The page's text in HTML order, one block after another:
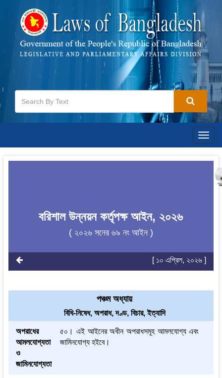
বরিশাল উন্নয়ন কর্তৃপক্ষ আইন, ২০২৬
( ২০২৬ সনের ৬৯ নং আইন )
[ ১০ এপ্রিল, ২০২৬ ]
পঞ্চম অধ্যায়
বিধি-নিষেধ, অপরাধ, দণ্ড, বিচার, ইত্যাদি
অপরাধের
আমলযোগ্যতা
ও
জামিনযোগ্যতা
৫০। এই আইনের অধীন অপরাধসমূহ আমলযোগ্য এবং
জামিনযোগ্য হইবে।